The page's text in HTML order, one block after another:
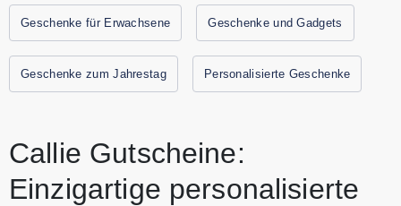
Geschenke für Erwachsene Geschenke und Gadgets
Geschenke zum Jahrestag Personalisierte Geschenke
Callie Gutscheine:
Einzigartige personalisierte